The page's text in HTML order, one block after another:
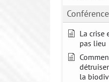
Conférence
La crise
pas lieu
la